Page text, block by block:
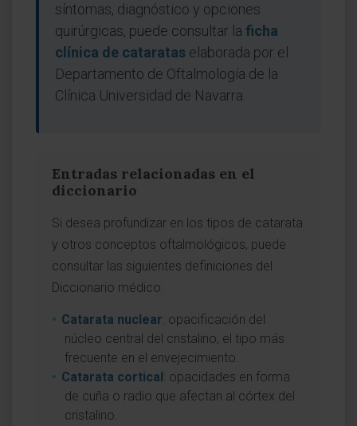
síntomas, diagnóstico y opciones
quirúrgicas, puede consultar la ficha
clínica de cataratas elaborada por el
Departamento de Oftalmología de la
Clínica Universidad de Navarra.
Entradas relacionadas en el
diccionario
Si desea profundizar en los tipos de catarata
y otros conceptos oftalmológicos, puede
consultar las siguientes definiciones del
Diccionario médico:
Catarata nuclear: opacificación del
núcleo central del cristalino, el tipo más
frecuente en el envejecimiento.
Catarata cortical: opacidades en forma
de cuña o radio que afectan al córtex del
cristalino.